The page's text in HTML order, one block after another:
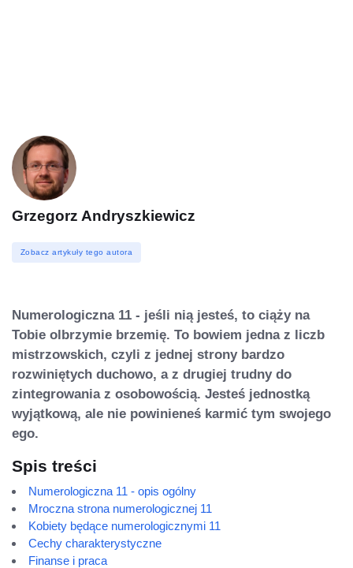
Grzegorz Andryszkiewicz
Zobacz artykuły tego autora
Numerologiczna 11 - jeśli nią jesteś, to ciąży na
Tobie olbrzymie brzemię. To bowiem jedna z liczb
mistrzowskich, czyli z jednej strony bardzo
rozwiniętych duchowo, a z drugiej trudny do
zintegrowania z osobowością. Jesteś jednostką
wyjątkową, ale nie powinieneś karmić tym swojego
ego.
Spis treści
Numerologiczna 11 - opis ogólny
Mroczna strona numerologicznej 11
Kobiety będące numerologicznymi 11
Cechy charakterystyczne
Finanse i praca